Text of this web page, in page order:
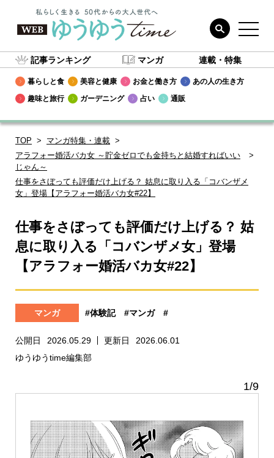
記事ランキング マンガ 連載・特集
暮らしと食 美容と健康 お金と働き方
あの人の生き方
趣味と旅行
ガーデニング 占い 通販
TOP
マンガ特集・連載
アラフォー婚活バカ女 ～貯金ゼロでも金持ちと結婚すればいい
じゃん～
仕事をさぼっても評価だけ上げる？ 姑息に取り入る「コバンザメ
女」登場【アラフォー婚活バカ女#22】
仕事をさぼっても評価だけ上げる？ 姑
息に取り入る「コバンザメ女」登場
【アラフォー婚活バカ女#22】
マンガ #体験記 #マンガ #
公開日 2026.05.29 更新日
2026.06.01
ゆうゆうtime編集部
1/9